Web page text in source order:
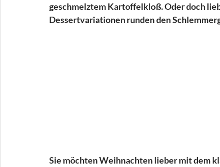
geschmelztem Kartoffelkloß. Oder doch
Dessertvariationen runden den
Sie möchten Weihnachten lieber mit dem